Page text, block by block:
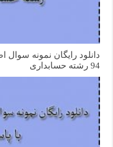
94 رشته حسابداری